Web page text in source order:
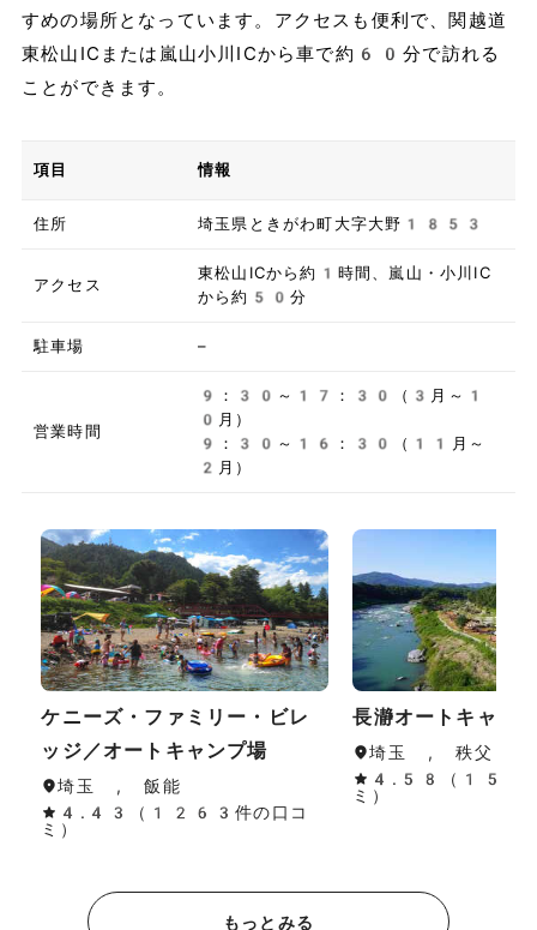
すめの場所となっています。アクセスも便利で、関越道
東松山ICまたは嵐山小川ICから車で約60分で訪れる
ことができます。
項目 情報
住所 埼玉県ときがわ町大字大野1853
アクセス
東松山ICから約1時間、嵐山・小川IC
から約50分
駐車場 –
営業時間
9：30～17：30（3月～1
0月）
9：30～16：30（11月～
2月）
ケニーズ・ファミリー・ビレ
ッジ／オートキャンプ場
埼玉 , 飯能
4.43（1263件の口コ
ミ）
長瀞オートキャン
埼玉 , 秩父・長
4.58（1545
ミ）
もっとみる